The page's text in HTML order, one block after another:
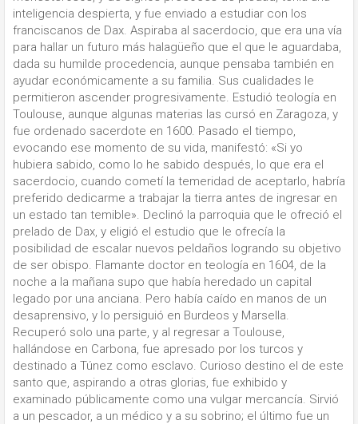
inteligencia despierta, y fue enviado a estudiar con los
franciscanos de Dax. Aspiraba al sacerdocio, que era una vía
para hallar un futuro más halagüeño que el que le aguardaba,
dada su humilde procedencia, aunque pensaba también en
ayudar económicamente a su familia. Sus cualidades le
permitieron ascender progresivamente. Estudió teología en
Toulouse, aunque algunas materias las cursó en Zaragoza, y
fue ordenado sacerdote en 1600. Pasado el tiempo,
evocando ese momento de su vida, manifestó: «Si yo
hubiera sabido, como lo he sabido después, lo que era el
sacerdocio, cuando cometí la temeridad de aceptarlo, habría
preferido dedicarme a trabajar la tierra antes de ingresar en
un estado tan temible». Declinó la parroquia que le ofreció el
prelado de Dax, y eligió el estudio que le ofrecía la
posibilidad de escalar nuevos peldaños logrando su objetivo
de ser obispo. Flamante doctor en teología en 1604, de la
noche a la mañana supo que había heredado un capital
legado por una anciana. Pero había caído en manos de un
desaprensivo, y lo persiguió en Burdeos y Marsella.
Recuperó solo una parte, y al regresar a Toulouse,
hallándose en Carbona, fue apresado por los turcos y
destinado a Túnez como esclavo. Curioso destino el de este
santo que, aspirando a otras glorias, fue exhibido y
examinado públicamente como una vulgar mercancía. Sirvió
a un pescador, a un médico y a su sobrino; el último fue un